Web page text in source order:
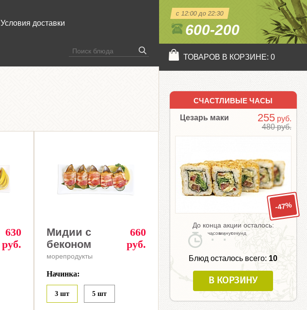
с 12:00 до 22:30
600-200
ТОВАРОВ В КОРЗИНЕ: 0
СЧАСТЛИВЫЕ ЧАСЫ
255руб.
480 руб.
Цезарь маки
-47%
До конца акции осталось:
: :
Блюд осталось всего: 10
В КОРЗИНУ
Условия доставки
630
руб.
Мидии с
беконом
морепродукты
660
руб.
Начинка:
3 шт 5 шт